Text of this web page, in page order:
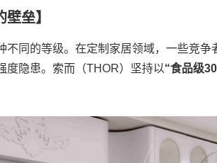
垒】
不同的等级。在定制家居领域，一些竞
度隐患。索而（THOR）坚持以“食品级